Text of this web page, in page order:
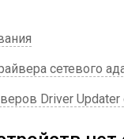
сетевого
Driver Updater